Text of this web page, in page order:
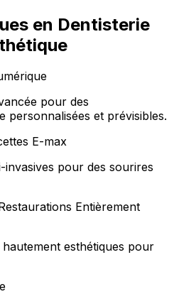
en Dentisterie
pour des
personnalisées et prévisibles.
E-max
invasives pour des sourires
Entièrement
esthétiques pour